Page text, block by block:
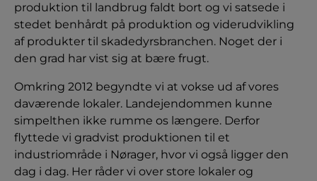
produktion til landbrug faldt bort og vi satsede i
stedet benhårdt på produktion og viderudvikling
af produkter til skadedyrsbranchen. Noget der i
den grad har vist sig at bære frugt.
Omkring 2012 begyndte vi at vokse ud af vores
daværende lokaler. Landejendommen kunne
simpelthen ikke rumme os længere. Derfor
flyttede vi gradvist produktionen til et
industriområde i Nørager, hvor vi også ligger den
dag i dag. Her råder vi over store lokaler og